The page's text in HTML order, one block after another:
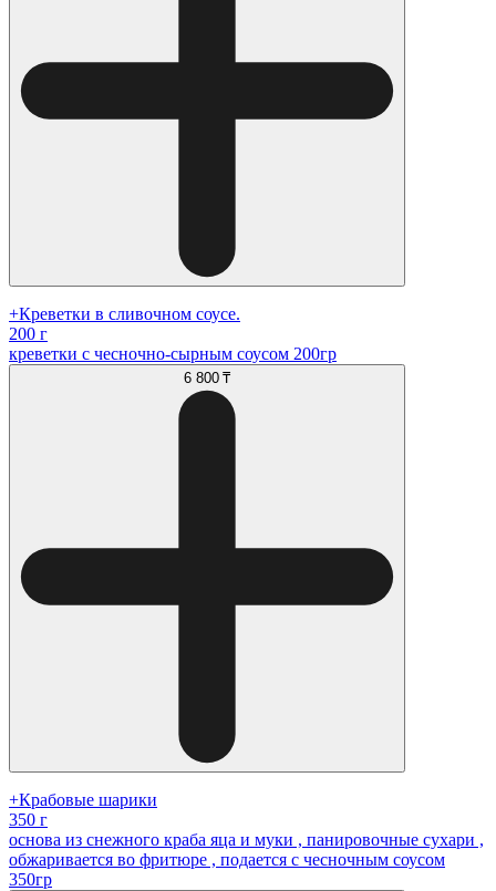
+Креветки в сливочном соусе.
200 г
креветки с чесночно-сырным соусом 200гр
6 800 ₸
+Крабовые шарики
350 г
основа из снежного краба яца и муки , панировочные сухари ,
обжаривается во фритюре , подается с чесночным соусом
350гр